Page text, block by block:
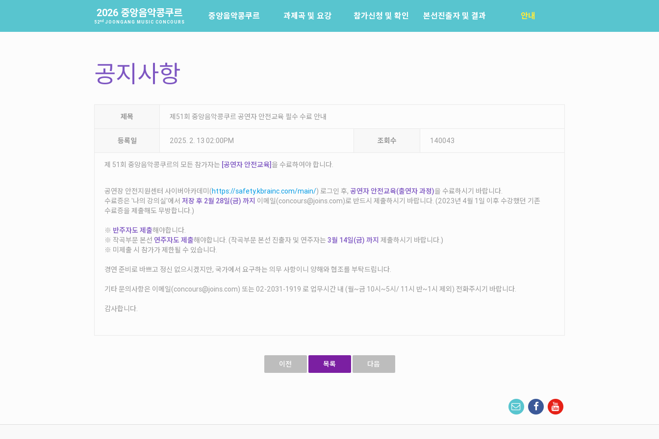
2026 중앙음악콩쿠르
52nd JOONGANG MUSIC CONCOURS
중앙음악콩쿠르 과제곡 및 요강 참가신청 및 확인 본선진출자 및 결과 안내
공지사항
제목 제51회 중앙음악콩쿠르 공연자 안전교육 필수 수료 안내
등록일 2025. 2. 13 02:00PM 조회수 140043
제 51회 중앙음악콩쿠르의 모든 참가자는 [공연자 안전교육]을 수료하여야 합니다.
공연장 안전지원센터 사이버아카데미(https://safety.kbrainc.com/main/) 로그인 후, 공연자 안전교육(출연자 과정)을 수료하시기 바랍니다.
수료증은 '나의 강의실'에서 저장 후 2월 28일(금) 까지 이메일(concours@joins.com)로 반드시 제출하시기 바랍니다. (2023년 4월 1일 이후 수강했던 기존
수료증을 제출해도 무방합니다.)
※ 반주자도 제출해야합니다.
※ 작곡부문 본선 연주자도 제출해야합니다. (작곡부문 본선 진출자 및 연주자는 3월 14일(금) 까지 제출하시기 바랍니다.)
※ 미제출 시 참가가 제한될 수 있습니다.
경연 준비로 바쁘고 정신 없으시겠지만, 국가에서 요구하는 의무 사항이니 양해와 협조를 부탁드립니다.
기타 문의사항은 이메일(concours@joins.com) 또는 02-2031-1919 로 업무시간 내 (월~금 10시~5시/ 11시 반~1시 제외) 전화주시기 바랍니다.
감사합니다.
이전 목록 다음